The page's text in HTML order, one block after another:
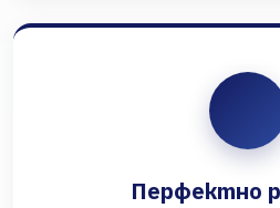
Перфектно